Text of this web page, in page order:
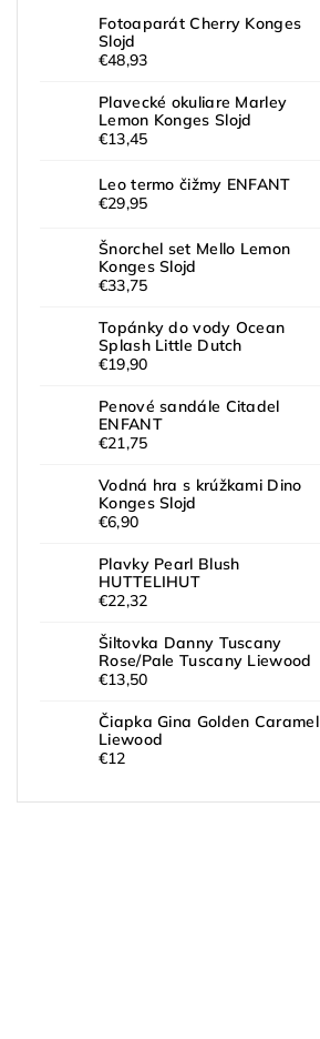
Fotoaparát Cherry Konges
Slojd
€48,93
Plavecké okuliare Marley
Lemon Konges Slojd
€13,45
Leo termo čižmy ENFANT
€29,95
Šnorchel set Mello Lemon
Konges Slojd
€33,75
Topánky do vody Ocean
Splash Little Dutch
€19,90
Penové sandále Citadel
ENFANT
€21,75
Vodná hra s krúžkami Dino
Konges Slojd
€6,90
Plavky Pearl Blush
HUTTELIHUT
€22,32
Šiltovka Danny Tuscany
Rose/Pale Tuscany Liewood
€13,50
Čiapka Gina Golden Caramel
Liewood
€12